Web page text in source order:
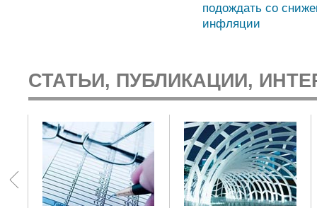
подождать со
инфляции
СТАТЬИ, ПУБЛИКАЦИИ,